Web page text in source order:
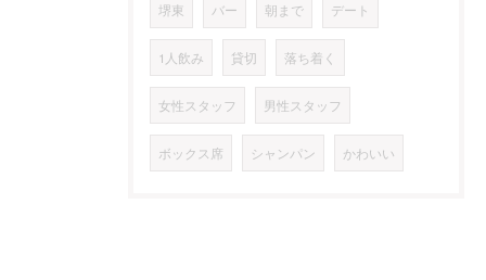
堺東 バー 朝まで デート
1人飲み 貸切 落ち着く
女性スタッフ 男性スタッフ
ボックス席 シャンパン かわいい